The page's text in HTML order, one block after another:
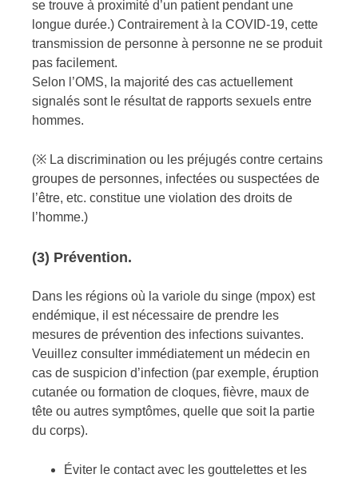
se trouve à proximité d’un patient pendant une
longue durée.) Contrairement à la COVID-19, cette
transmission de personne à personne ne se produit
pas facilement.
Selon l’OMS, la majorité des cas actuellement
signalés sont le résultat de rapports sexuels entre
hommes.
(※ La discrimination ou les préjugés contre certains
groupes de personnes, infectées ou suspectées de
l’être, etc. constitue une violation des droits de
l’homme.)
(3) Prévention.
Dans les régions où la variole du singe (mpox) est
endémique, il est nécessaire de prendre les
mesures de prévention des infections suivantes.
Veuillez consulter immédiatement un médecin en
cas de suspicion d’infection (par exemple, éruption
cutanée ou formation de cloques, fièvre, maux de
tête ou autres symptômes, quelle que soit la partie
du corps).
Éviter le contact avec les gouttelettes et les